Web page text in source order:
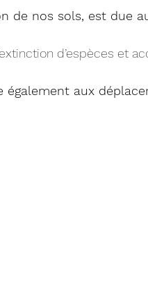
de nos sols, est due
d’espèces et
également aux